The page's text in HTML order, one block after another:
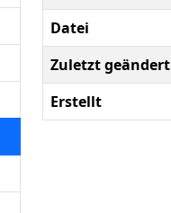
Datei
Zuletzt geändert
Erstellt